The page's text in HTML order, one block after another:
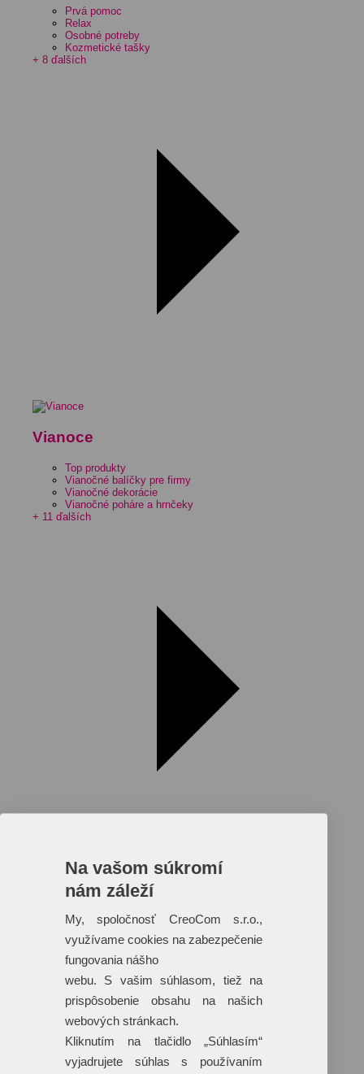
Prvá pomoc
Relax
Osobné potreby
Kozmetické tašky
+ 8 ďalších
Vianoce
Top produkty
Vianočné balíčky pre firmy
Vianočné dekorácie
Vianočné poháre a hrnčeky
+ 11 ďalších
Reklamné predmety s plnofarebnou
potlačou
Dáždniky
Tašky
Hračky
Klobúky
Na vašom súkromí
nám záleží
My, spoločnosť CreoCom s.r.o.,
využívame cookies na zabezpečenie
fungovania nášho
webu. S vašim súhlasom, tiež na
prispôsobenie obsahu na našich
webových stránkach.
Kliknutím na tlačidlo „Súhlasím“
vyjadrujete súhlas s používaním